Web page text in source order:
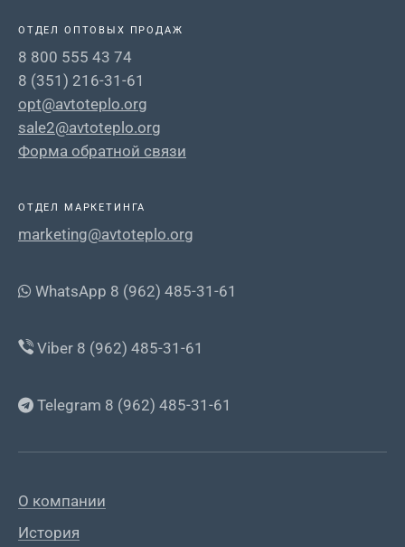
ОТДЕЛ ОПТОВЫХ ПРОДАЖ
8 800 555 43 74
8 (351) 216-31-61
opt@avtoteplo.org
sale2@avtoteplo.org
Форма обратной связи
ОТДЕЛ МАРКЕТИНГА
marketing@avtoteplo.org
WhatsApp 8 (962) 485-31-61
Viber 8 (962) 485-31-61
Telegram 8 (962) 485-31-61
О компании
История